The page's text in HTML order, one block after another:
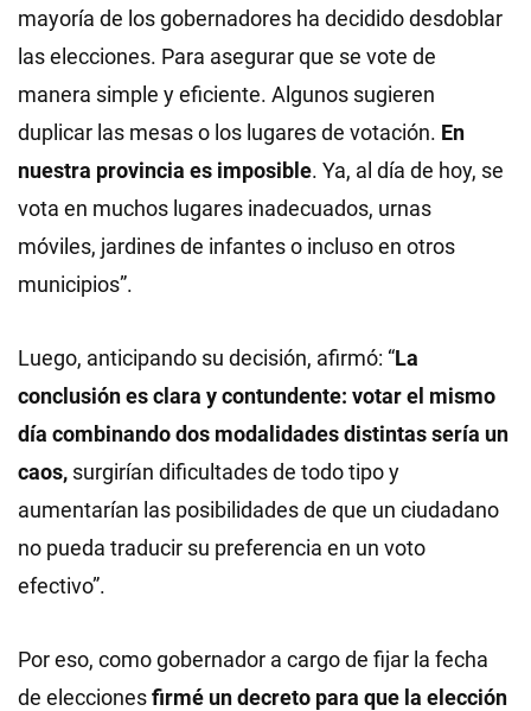
mayoría de los gobernadores ha decidido desdoblar
las elecciones. Para asegurar que se vote de
manera simple y eficiente. Algunos sugieren
duplicar las mesas o los lugares de votación. En
nuestra provincia es imposible. Ya, al día de hoy, se
vota en muchos lugares inadecuados, urnas
móviles, jardines de infantes o incluso en otros
municipios”.
Luego, anticipando su decisión, afirmó: “La
conclusión es clara y contundente: votar el mismo
día combinando dos modalidades distintas sería un
caos, surgirían dificultades de todo tipo y
aumentarían las posibilidades de que un ciudadano
no pueda traducir su preferencia en un voto
efectivo”.
Por eso, como gobernador a cargo de fijar la fecha
de eleccionesfirmé un decreto para que la elección